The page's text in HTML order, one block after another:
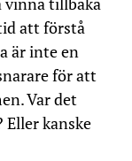
att förstå
är inte en
för att
Var det
kanske